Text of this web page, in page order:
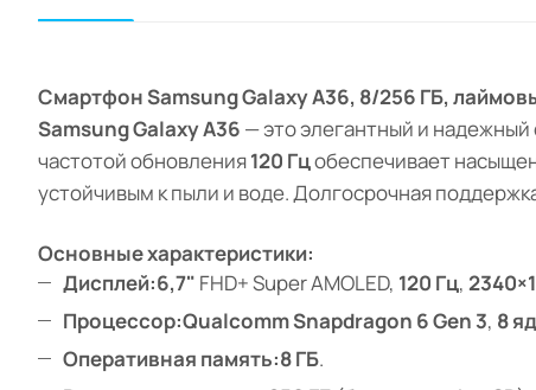
Смартфон Samsung Galaxy A36, 8/256 ГБ,
Samsung Galaxy A36 — это элегантный и
частотой обновления120 Гцобеспечивает
устойчивым к пыли и воде. Долгосрочная
Основные характеристики:
Дисплей:6,7" FHD+ Super AMOLED, 120 Гц,
Процессор:Qualcomm Snapdragon 6 Gen 3, 8
Оперативная память:8 ГБ.